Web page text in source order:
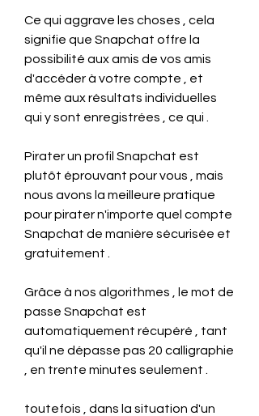
Ce qui aggrave les choses , cela
signifie que Snapchat offre la
possibilité aux amis de vos amis
d'accéder à votre compte , et
même aux résultats individuelles
qui y sont enregistrées , ce qui .
Pirater un profil Snapchat est
plutôt éprouvant pour vous , mais
nous avons la meilleure pratique
pour pirater n'importe quel compte
Snapchat de manière sécurisée et
gratuitement .
Grâce à nos algorithmes , le mot de
passe Snapchat est
automatiquement récupéré , tant
qu'il ne dépasse pas 20 calligraphie
, en trente minutes seulement .
toutefois , dans la situation d'un